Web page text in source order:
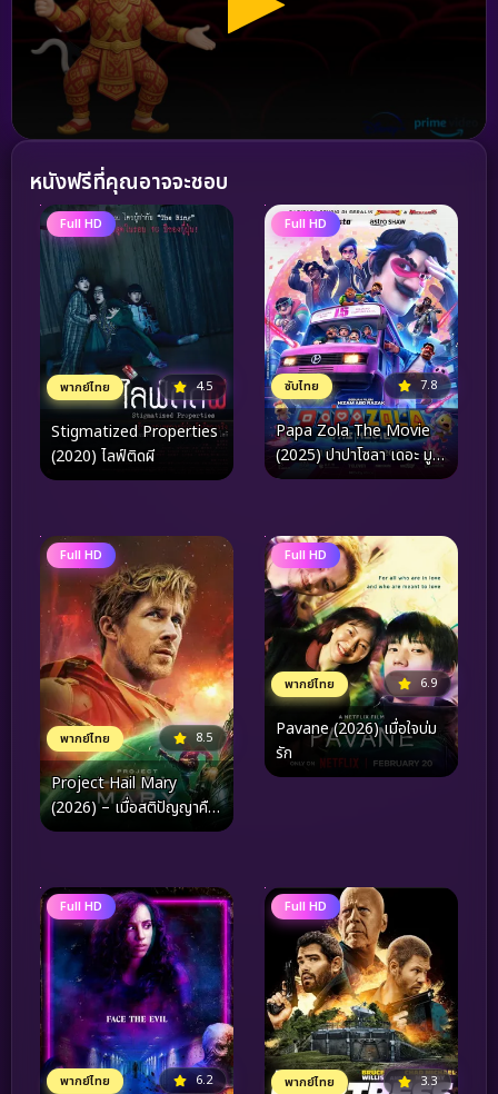
หนังฟรีที่คุณอาจจะชอบ
Full HD
พากย์ไทย 4.5
Stigmatized Properties
(2020) ไลฟ์ติดผี
Full HD
ซับไทย 7.8
Papa Zola The Movie
(2025) ปาปาโซลา เดอะ มูฟ
วี่
Full HD
พากย์ไทย 8.5
Project Hail Mary
(2026) – เมื่อสติปัญญาคือ
อาวุธสุดท้าย และอวกาศคือ
มวลมนุษยชาติ
Full HD
พากย์ไทย 6.9
Pavane (2026) เมื่อใจบ่ม
รัก
Full HD
พากย์ไทย 6.2
Full HD
พากย์ไทย 3.3